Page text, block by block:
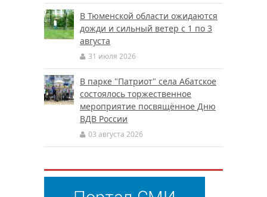
В Тюменской области ожидаются
дожди и сильный ветер с 1 по 3
августа
31 июля 2026
В парке "Патриот" села Абатское
состоялось торжественное
мероприятие посвящённое Дню
ВДВ России
03 августа 2026